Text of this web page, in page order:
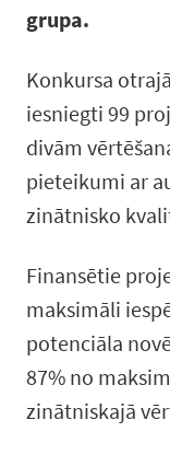
grupa.
Konkursa
iesniegti 99
divām
pieteikumi ar
zinātnisko
Finansētie
maksimāli
potenciāla
87% no
zinātniskajā